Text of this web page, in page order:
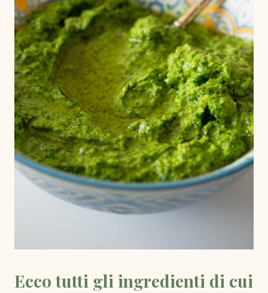
Ecco tutti gli ingredienti di cui